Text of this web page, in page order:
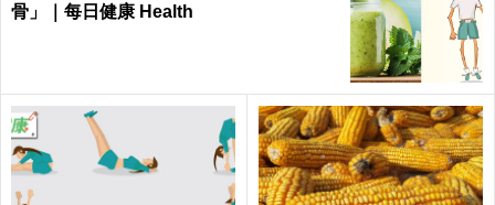
骨」｜每日健康 Health